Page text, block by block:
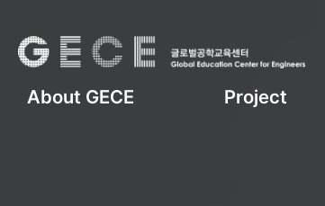
About GECE Project